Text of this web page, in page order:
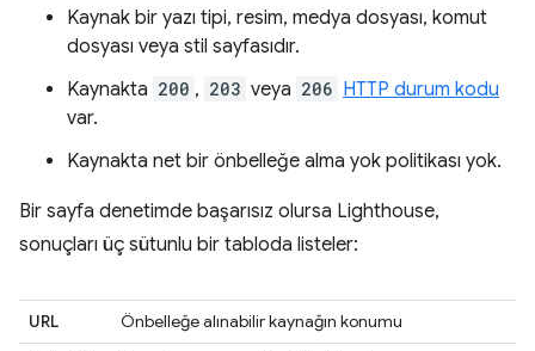
Kaynak bir yazı tipi, resim, medya dosyası, komut
dosyası veya stil sayfasıdır.
Kaynakta 200 , 203 veya 206 HTTP durum kodu
var.
Kaynakta net bir önbelleğe alma yok politikası yok.
Bir sayfa denetimde başarısız olursa Lighthouse,
sonuçları üç sütunlu bir tabloda listeler:
URL
Önbelleğe alınabilir kaynağın konumu